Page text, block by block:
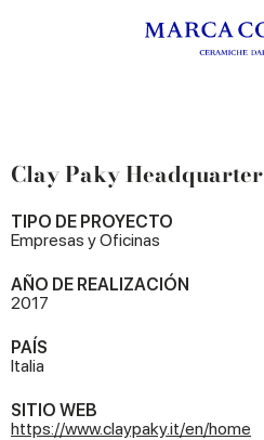
Clay Paky Headquarter
TIPO DE PROYECTO
Empresas y Oficinas
AÑO DE REALIZACIÓN
2017
PAÍS
Italia
SITIO WEB
https://www.claypaky.it/en/home